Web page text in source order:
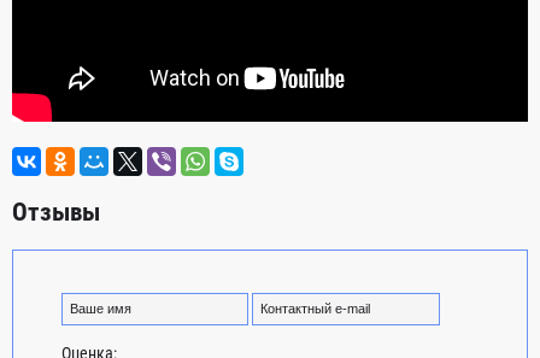
Отзывы
Оценка: